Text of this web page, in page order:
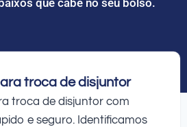
troca de disjuntor
troca de disjuntor com
e seguro. Identificamos